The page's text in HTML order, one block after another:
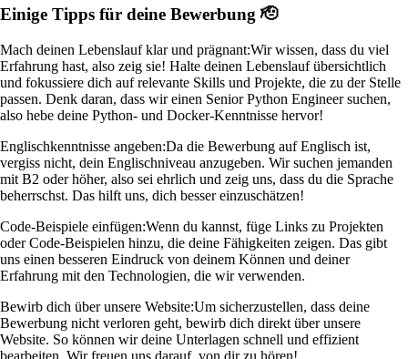
Einige Tipps für deine Bewerbung 🫡
Mach deinen Lebenslauf klar und prägnant:Wir wissen, dass du viel
Erfahrung hast, also zeig sie! Halte deinen Lebenslauf übersichtlich
und fokussiere dich auf relevante Skills und Projekte, die zu der Stelle
passen. Denk daran, dass wir einen Senior Python Engineer suchen,
also hebe deine Python- und Docker-Kenntnisse hervor!
Englischkenntnisse angeben:Da die Bewerbung auf Englisch ist,
vergiss nicht, dein Englischniveau anzugeben. Wir suchen jemanden
mit B2 oder höher, also sei ehrlich und zeig uns, dass du die Sprache
beherrschst. Das hilft uns, dich besser einzuschätzen!
Code-Beispiele einfügen:Wenn du kannst, füge Links zu Projekten
oder Code-Beispielen hinzu, die deine Fähigkeiten zeigen. Das gibt
uns einen besseren Eindruck von deinem Können und deiner
Erfahrung mit den Technologien, die wir verwenden.
Bewirb dich über unsere Website:Um sicherzustellen, dass deine
Bewerbung nicht verloren geht, bewirb dich direkt über unsere
Website. So können wir deine Unterlagen schnell und effizient